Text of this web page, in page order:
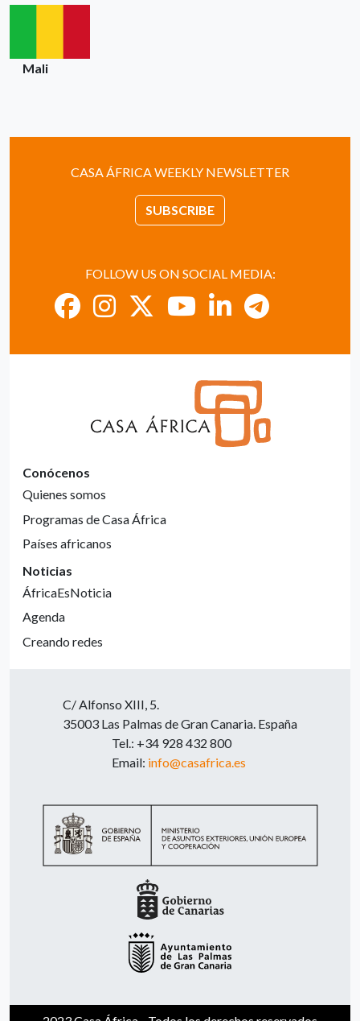
Mali
CASA ÁFRICA WEEKLY NEWSLETTER
SUBSCRIBE
FOLLOW US ON SOCIAL MEDIA:
Conócenos
Quienes somos
Programas de Casa África
Países africanos
Noticias
ÁfricaEsNoticia
Agenda
Creando redes
C/ Alfonso XIII, 5.
35003 Las Palmas de Gran Canaria. España
Tel.: +34 928 432 800
Email: info@casafrica.es